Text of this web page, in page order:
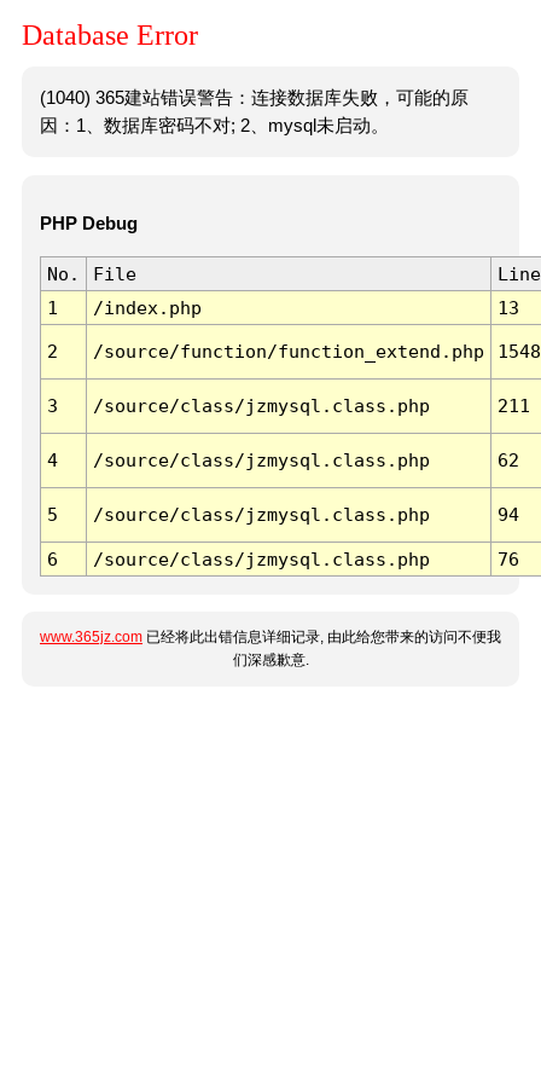
Database Error
(1040) 365建站错误警告：连接数据库失败，可能的原
因：1、数据库密码不对; 2、mysql未启动。
PHP Debug
No. File
Line
1
/index.php 13
2 /source/function/function_extend.php 1548
3 /source/class/jzmysql.class.php 211
4 /source/class/jzmysql.class.php 62
5 /source/class/jzmysql.class.php 94
6 /source/class/jzmysql.class.php 76
www.365jz.com 已经将此出错信息详细记录, 由此给您带来的访问不便我
们深感歉意.